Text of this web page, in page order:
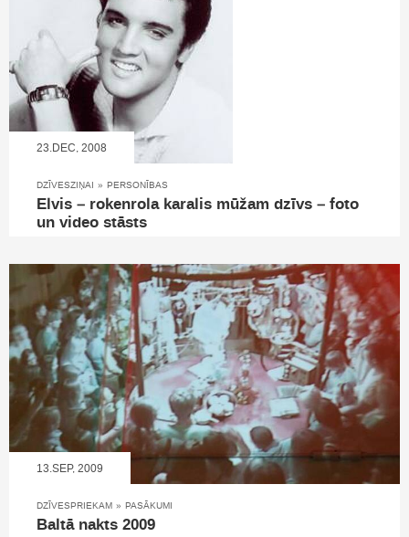
23.DEC, 2008
DZĪVESZIŅAI » PERSONĪBAS
Elvis – rokenrola karalis mūžam dzīvs – foto
un video stāsts
13.SEP, 2009
DZĪVESPRIEKAM » PASĀKUMI
Baltā nakts 2009